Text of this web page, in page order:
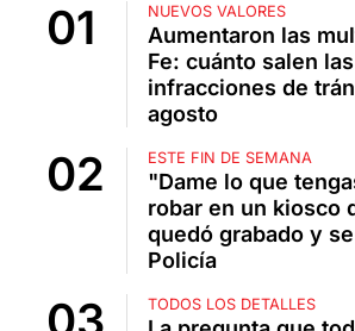
NUEVOS VALORES
Aumentaron las
Fe: cuánto salen las
infracciones de
agosto
ESTE FIN DE SEMANA
"Dame lo que
robar en un kiosco
quedó grabado y
Policía
TODOS LOS DETALLES